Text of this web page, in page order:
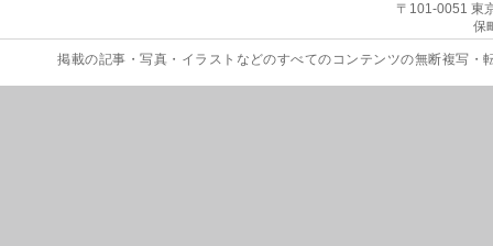
〒101-0051 東
保
掲載の記事・写真・イラストなどのすべてのコンテンツの無断複